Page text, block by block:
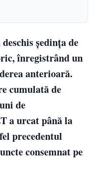
ședința de
înregistrând un
anterioară.
cumulată de
de
a urcat până la
precedentul
consemnat pe